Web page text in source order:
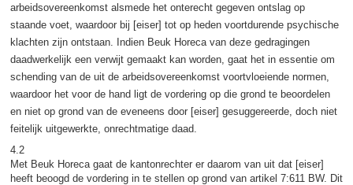
arbeidsovereenkomst alsmede het onterecht gegeven ontslag op
staande voet, waardoor bij [eiser] tot op heden voortdurende psychische
klachten zijn ontstaan. Indien Beuk Horeca van deze gedragingen
daadwerkelijk een verwijt gemaakt kan worden, gaat het in essentie om
schending van de uit de arbeidsovereenkomst voortvloeiende normen,
waardoor het voor de hand ligt de vordering op die grond te beoordelen
en niet op grond van de eveneens door [eiser] gesuggereerde, doch niet
feitelijk uitgewerkte, onrechtmatige daad.
4.2
Met Beuk Horeca gaat de kantonrechter er daarom van uit dat [eiser]
heeft beoogd de vordering in te stellen op grond van artikel 7:611 BW. Dit